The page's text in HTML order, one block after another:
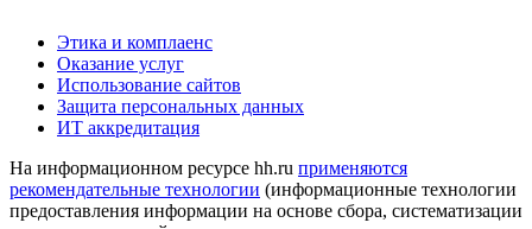
Этика и комплаенс
Оказание услуг
Использование сайтов
Защита персональных данных
ИТ аккредитация
На информационном ресурсе hh.ru применяются
рекомендательные технологии (информационные технологии
предоставления информации на основе сбора, систематизации